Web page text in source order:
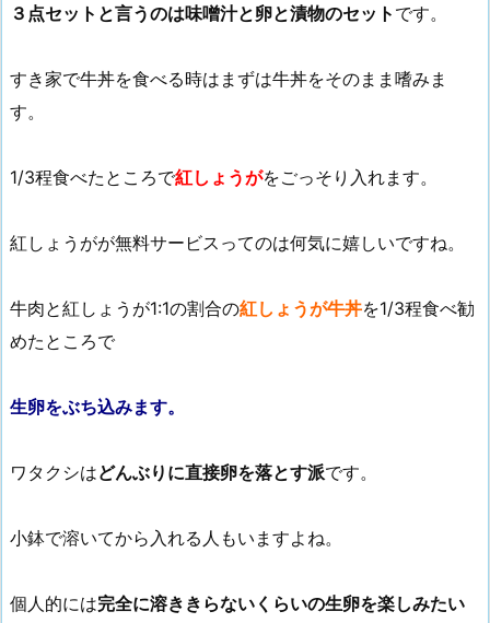
３点セットと言うのは味噌汁と卵と漬物のセット です。
すき家で牛丼を食べる時はまずは牛丼をそのまま嗜みま
す。
1/3程食べたところで紅しょうがをごっそり入れます。
紅しょうがが無料サービスってのは何気に嬉しいですね。
牛肉と紅しょうが1:1の割合の紅しょうが牛丼を1/3程食べ勧
めたところで
生卵をぶち込みます。
ワタクシはどんぶりに直接卵を落とす派です。
小鉢で溶いてから入れる人もいますよね。
個人的には完全に溶ききらないくらいの生卵を楽しみたい